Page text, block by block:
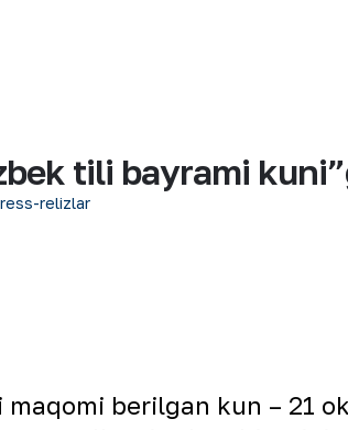
tili bayrami
relizlar
berilgan kun – 21